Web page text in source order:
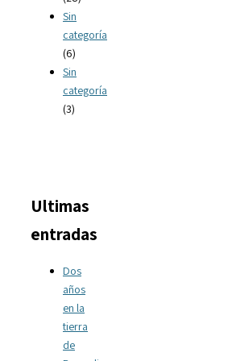
Sin
categoría
(6)
Sin
categoría
(3)
Ultimas
entradas
Dos
años
en la
tierra
de